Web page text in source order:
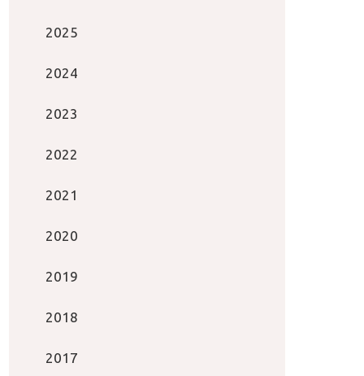
2025
2024
2023
2022
2021
2020
2019
2018
2017